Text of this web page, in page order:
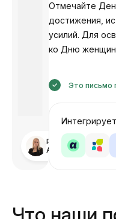
Разработано
Анастасия
Отмечайте
достижения,
усилий. Для
ко Дню женщин
Это письмо